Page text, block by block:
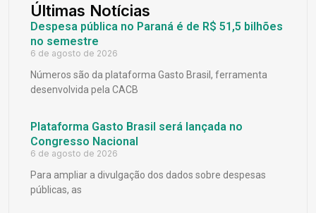
Últimas Notícias
Despesa pública no Paraná é de R$ 51,5 bilhões
no semestre
6 de agosto de 2026
Números são da plataforma Gasto Brasil, ferramenta
desenvolvida pela CACB
Plataforma Gasto Brasil será lançada no
Congresso Nacional
6 de agosto de 2026
Para ampliar a divulgação dos dados sobre despesas
públicas, as